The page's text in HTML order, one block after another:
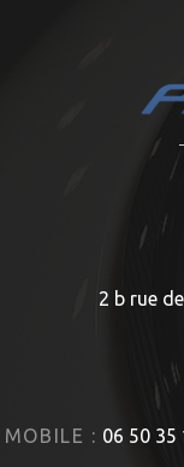
2 b rue
MOBILE : 06 50 35